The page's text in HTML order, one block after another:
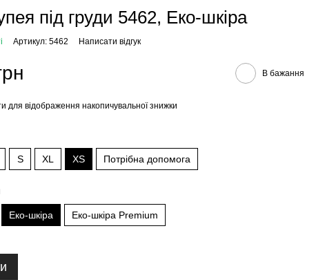
під груди 5462, Еко-шкіра
Артикул: 5462 Написати відгук
В бажання
для відображення накопичувальної знижки
S XL XS Потрібна допомога
Еко-шкіра Еко-шкіра Premium